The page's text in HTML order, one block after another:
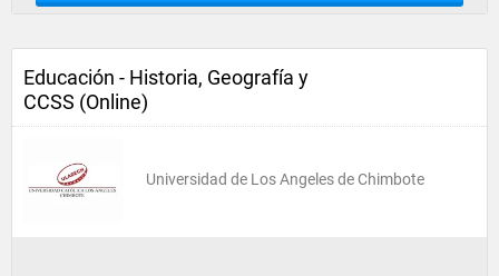
Educación - Historia, Geografía y
CCSS (Online)
Universidad de Los Angeles de Chimbote